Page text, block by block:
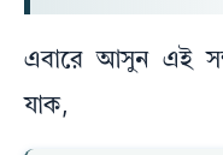
এবারে আসুন এই
যাক,